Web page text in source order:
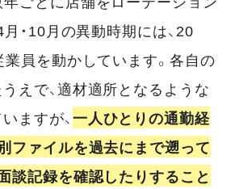
・10月の異動時期には、20
員を動かしています。各自の
えで、適材適所となるような
ますが、一人ひとりの通勤経
ファイルを過去にまで遡って
談記録を確認したりすること